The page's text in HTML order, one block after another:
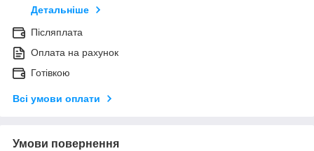
Детальніше
Післяплата
Оплата на рахунок
Готівкою
Всі умови оплати
Умови повернення